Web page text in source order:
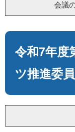
会議
文
令和7年度
ツ推進委